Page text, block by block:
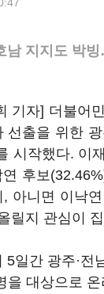
남 지지도 박
기자] 더불어
선출을 위한 광
시작했다. 이
후보
아니면 이낙
릴지 관심이
일간 광주·전
을 대상으로 온